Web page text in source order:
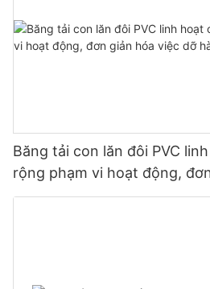
Băng tải con lăn đôi PVC
rộng phạm vi hoạt động,
hàng